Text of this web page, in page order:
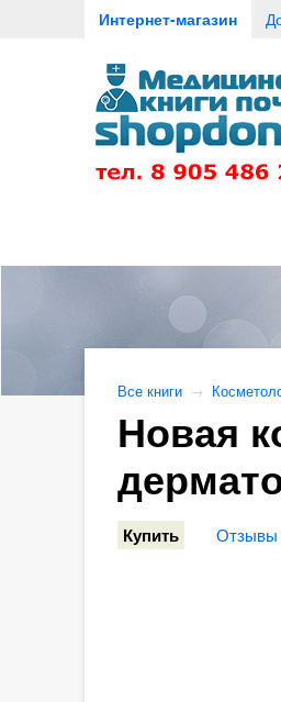
Интернет-магазин
Все книги →
Новая
Купить Отзывы